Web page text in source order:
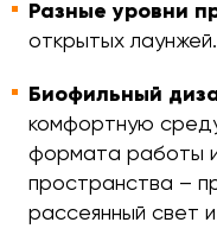
Разные уровни
открытых лаунжей.
Биофильный
комфортную
формата работы
пространства –
рассеянный свет